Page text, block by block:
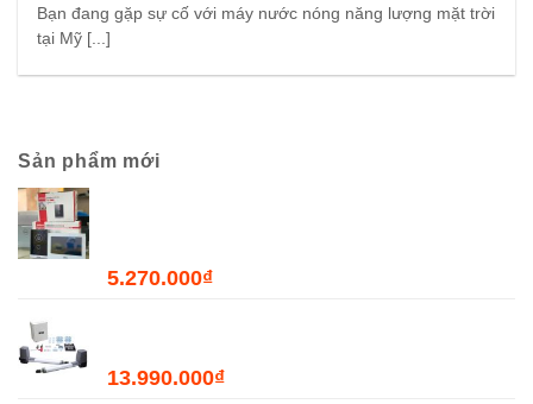
Bạn đang gặp sự cố với máy nước nóng năng lượng mặt trời
tại Mỹ [...]
Sản phẩm mới
5.270.000₫
13.990.000₫